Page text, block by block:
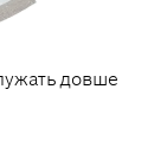
довше